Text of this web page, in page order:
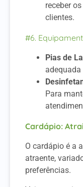
receber
clientes.
#6.
Pias de
Para
Cardápio:
O cardápio é a
atraente,
preferências.